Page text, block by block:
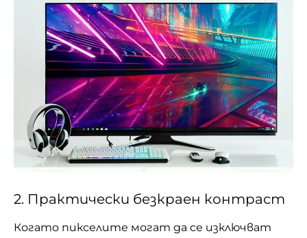
2. Практически безкраен контраст
Когато пикселите могат да се изключват